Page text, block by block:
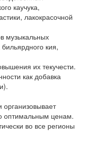
каучука,
лакокрасочной
музыкальных
кия,
их текучести.
как добавка
оптимальным ценам.
во все регионы